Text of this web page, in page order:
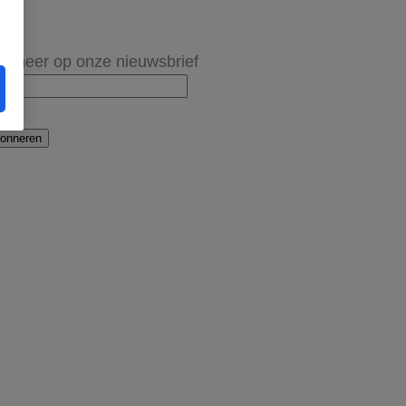
op onze nieuwsbrief